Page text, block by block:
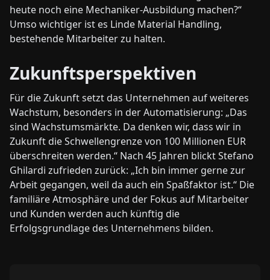
heute noch eine Mechaniker-Ausbildung machen?“
Umso wichtiger ist es Linde Material Handling,
bestehende Mitarbeiter zu halten.
Zukunftsperspektiven
Für die Zukunft setzt das Unternehmen auf weiteres
Wachstum, besonders in der Automatisierung: „Das
sind Wachstumsmärkte. Da denken wir, dass wir in
Zukunft die Schwellengrenze von 100 Millionen EUR
überschreiten werden.“ Nach 45 Jahren blickt Stefano
Ghilardi zufrieden zurück: „Ich bin immer gerne zur
Arbeit gegangen, weil da auch ein Spaßfaktor ist.“ Die
familiäre Atmosphäre und der Fokus auf Mitarbeiter
und Kunden werden auch künftig die
Erfolgsgrundlage des Unternehmens bilden.